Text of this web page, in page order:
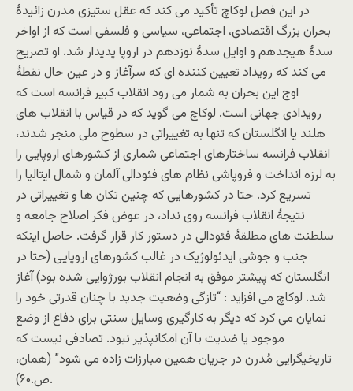
در این فصل لوکاچ تأکید می کند که عقل ستیزی مدرن زائیدۀ
بحران بزرگ اقتصادی، اجتماعی، سیاسی و فلسفی است که از اواخر
سدۀ هیجدهم و اوایل سدۀ نوزدهم در اروپا پدیدار شد. او تصریح
می کند که رویداد تعیین کننده ای که سرآغاز و در عین حال نقطۀ
اوج این بحران به شمار می رود انقلاب کبیر فرانسه است که
رویدادی جهانی است. لوکاچ می گوید که در قیاس با انقلاب های
هلند یا انگلستان که تنها به تغییراتی در سطوح ملی منجر شدند،
انقلاب فرانسه ساختارهای اجتماعی شماری از کشورهای اروپایی را
به لرزه انداخت و فروپاشی نظام های فئودالی آلمان و شمال ایتالیا را
تسریع کرد. حتا در کشورهایی که چنین تکان ها و تغییراتی در
نتیجۀ انقلاب فرانسه روی نداد، در عوض فکر اصلاح جامعه و
سلطنت های مطلقۀ فئودالی در دستور کار قرار گرفت. حاصل اینکه
جنب و جوشی ایدئولوژیک در غالب کشورهای اروپایی (حتا در
انگلستان که پیشتر موفق به انجام انقلاب بورژوایی شده بود) آغاز
شد. لوکاچ می افزاید : “تازگی وضعیت جدید با چنان قدرتی خود را
نمایان می کرد که دیگر به کارگیری وسایل سنتی برای دفاع از وضع
موجود یا ضدیت با آن امکانپذیر نبود. تصادفی نیست که
تاریخیگرایی مُدرن در جریان همین مبارزات زاده می شود” (همان،
ص.۶۰).